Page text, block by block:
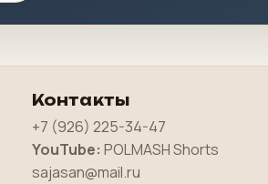
Контакты
+7 (926) 225-34-47
YouTube: POLMASH Shorts
sajasan@mail.ru